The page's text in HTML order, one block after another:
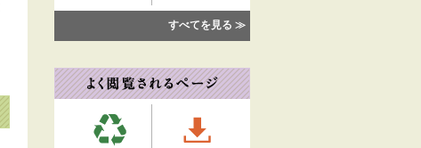
すべてを見る ≫